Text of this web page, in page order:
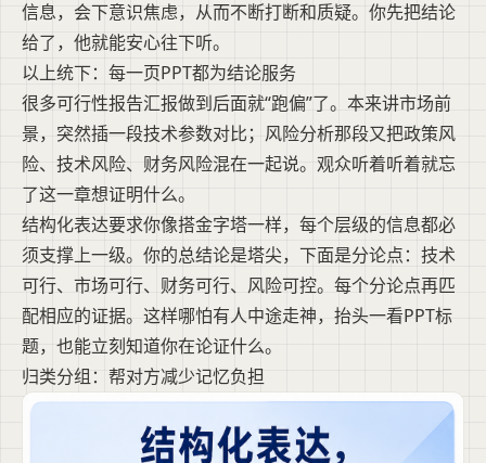
信息，会下意识焦虑，从而不断打断和质疑。你先把结论
给了，他就能安心往下听。
以上统下：每一页PPT都为结论服务
很多可行性报告汇报做到后面就“跑偏”了。本来讲市场前
景，突然插一段技术参数对比；风险分析那段又把政策风
险、技术风险、财务风险混在一起说。观众听着听着就忘
了这一章想证明什么。
结构化表达要求你像搭金字塔一样，每个层级的信息都必
须支撑上一级。你的总结论是塔尖，下面是分论点：技术
可行、市场可行、财务可行、风险可控。每个分论点再匹
配相应的证据。这样哪怕有人中途走神，抬头一看PPT标
题，也能立刻知道你在论证什么。
归类分组：帮对方减少记忆负担